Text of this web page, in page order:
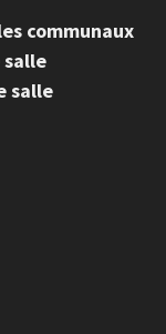
communaux
salle